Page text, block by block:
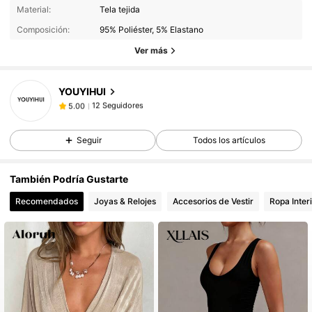
Material:
Tela tejida
Composición:
95% Poliéster, 5% Elastano
Ver más
YOUYIHUI
12 Seguidores
12 Seguidores
5.00 12 Seguidores
5.00 12 Seguidores
5.00 12 Seguidores
Seguir Todos los artículos
También Podría Gustarte
Recomendados Joyas & Relojes Accesorios de Vestir Ropa